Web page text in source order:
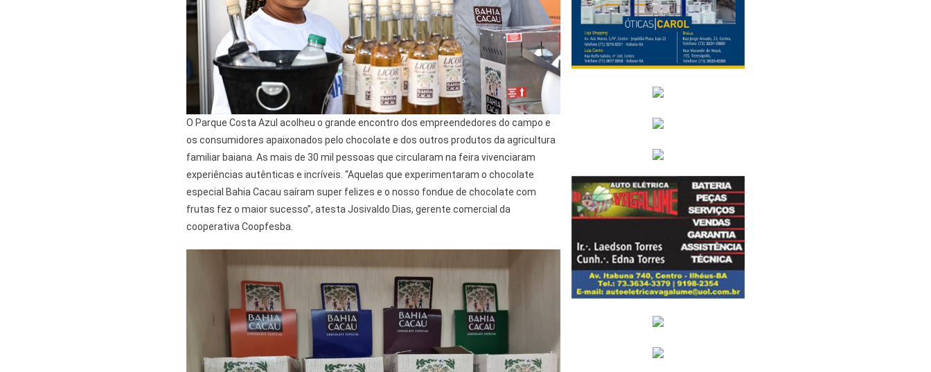
O Parque Costa Azul acolheu o grande encontro dos empreendedores do campo e
os consumidores apaixonados pelo chocolate e dos outros produtos da agricultura
familiar baiana. As mais de 30 mil pessoas que circularam na feira vivenciaram
experiências autênticas e incríveis. “Aquelas que experimentaram o chocolate
especial Bahia Cacau saíram super felizes e o nosso fondue de chocolate com
frutas fez o maior sucesso”, atesta Josivaldo Dias, gerente comercial da
cooperativa Coopfesba.